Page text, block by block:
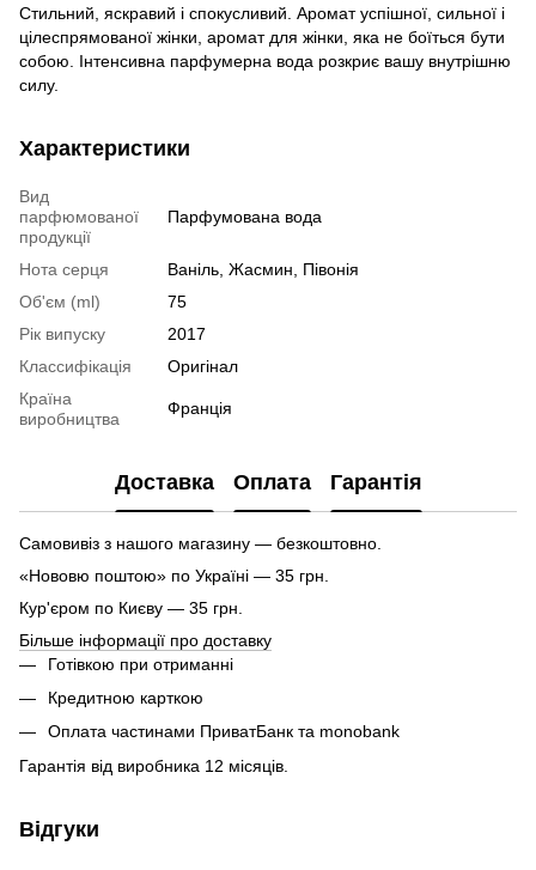
Стильний, яскравий і спокусливий. Аромат успішної, сильної і
цілеспрямованої жінки, аромат для жінки, яка не боїться бути
собою. Інтенсивна парфумерна вода розкриє вашу внутрішню
силу.
Характеристики
Вид
парфюмованої
продукції
Парфумована вода
Нота серця
Ваніль, Жасмин, Півонія
Об'єм (ml)
75
Рік випуску
2017
Классифікація
Оригінал
Країна
виробництва
Франція
Доставка Оплата Гарантія
Самовивіз з нашого магазину — безкоштовно.
«Нововю поштою» по Україні — 35 грн.
Кур'єром по Києву — 35 грн.
Більше інформації про доставку
Готівкою при отриманні
Кредитною карткою
Оплата частинами ПриватБанк та monobank
Гарантія від виробника 12 місяців.
Відгуки